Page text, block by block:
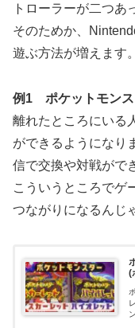
トローラーが二つあ
そのためか、
遊ぶ方法が増えます。
例1 ポケットモンス
離れたところにいる
ができるようになり
信で交換や対戦がで
こういうところでゲ
つながりになるんじ
(